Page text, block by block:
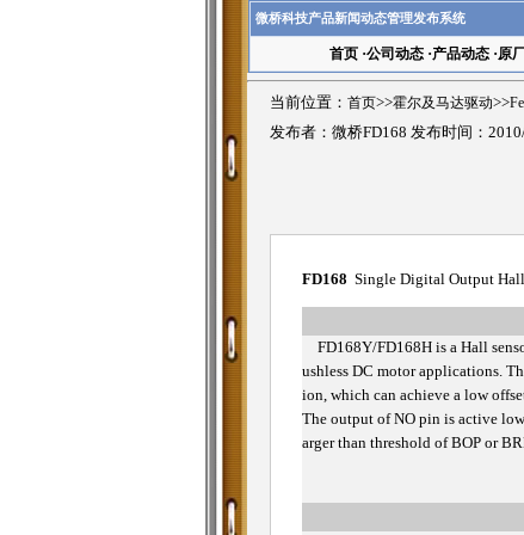
微桥科技产品新闻动态管理发布系统
首页·公司动态·产品动态·原
当前位置： 首页>>霍尔及马达驱动>>
发布者：微桥FD168 发布时间：
FD168 Single Digital Output
FD168Y/FD168H is a Hall
ushless DC motor applications.
ion, which can achieve a low
The output of NO pin is active
arger than threshold of BOP or